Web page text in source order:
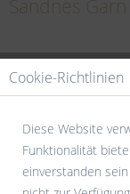
Cookie-Richtlinien
Diese Website
Funktionalität
einverstanden